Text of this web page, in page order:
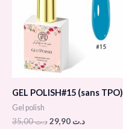
GEL POLISH#15 (sans TPO)
Gel polish
د.ت35,00 د.ت